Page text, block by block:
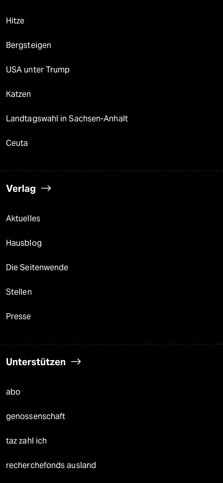
Hitze
Bergsteigen
USA unter Trump
Katzen
Landtagswahl in Sachsen-Anhalt
Ceuta
Verlag
Aktuelles
Hausblog
Die Seitenwende
Stellen
Presse
Unterstützen
abo
genossenschaft
taz zahl ich
recherchefonds ausland